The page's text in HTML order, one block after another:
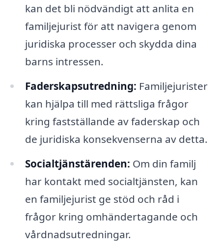
kan det bli nödvändigt att anlita en
familjejurist för att navigera genom
juridiska processer och skydda dina
barns intressen.
Faderskapsutredning: Familjejurister
kan hjälpa till med rättsliga frågor
kring fastställande av faderskap och
de juridiska konsekvenserna av detta.
Socialtjänstärenden: Om din familj
har kontakt med socialtjänsten, kan
en familjejurist ge stöd och råd i
frågor kring omhändertagande och
vårdnadsutredningar.